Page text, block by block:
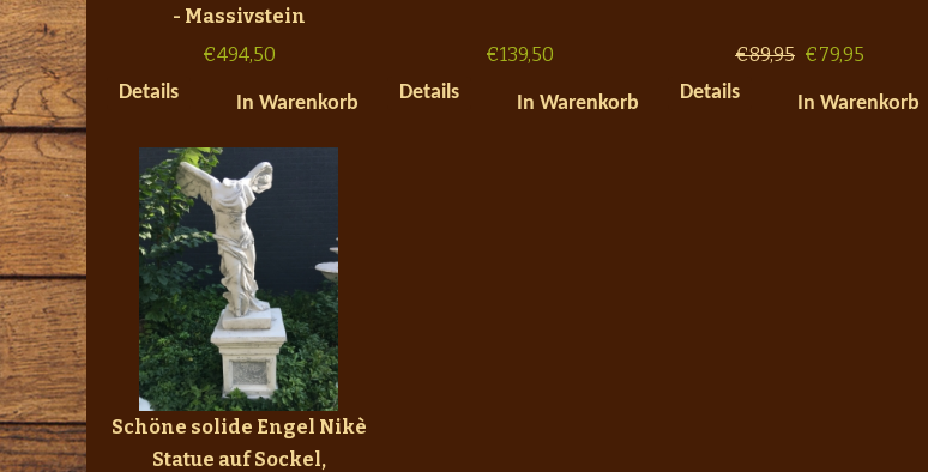
- Massivstein
€494,50
Details
In Warenkorb
€139,50
Details
In Warenkorb
€89,95 €79,95
Details
In Warenkorb
Schöne solide Engel Nikè
Statue auf Sockel,